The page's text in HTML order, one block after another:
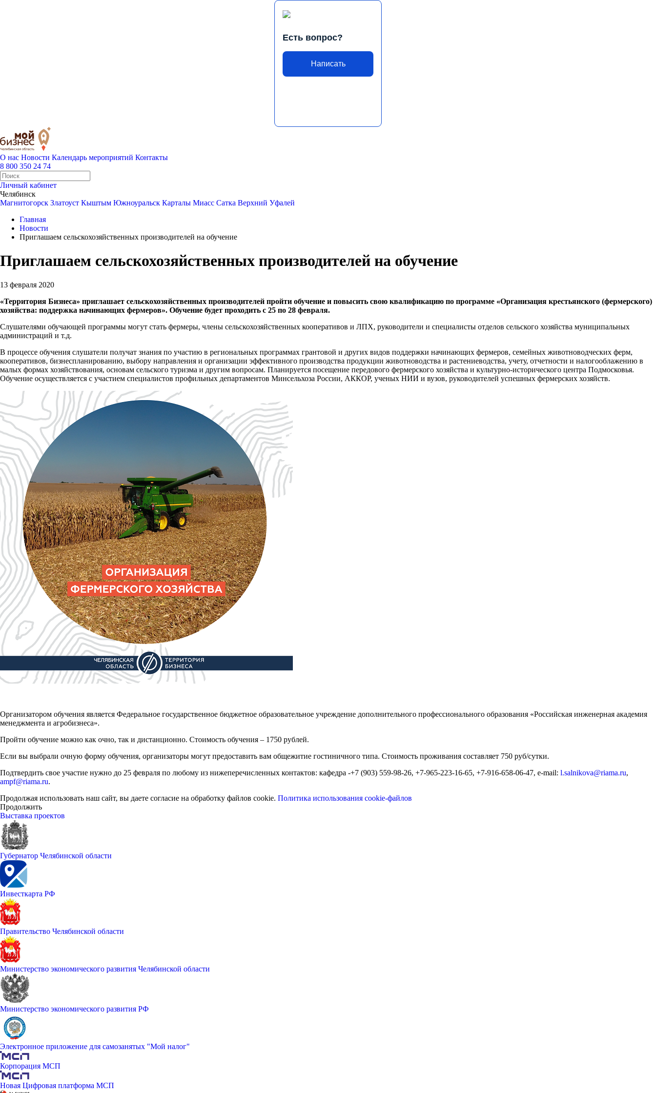
Есть вопрос?
Написать
О нас Новости Календарь мероприятий Контакты
8 800 350 24 74
Личный кабинет
Челябинск
Магнитогорск Златоуст Кыштым Южноуральск Карталы Миасс Сатка Верхний Уфалей
Главная
Новости
Приглашаем сельскохозяйственных производителей на обучение
Приглашаем сельскохозяйственных производителей на обучение
13 февраля 2020
«Территория Бизнеса» приглашает сельскохозяйственных производителей пройти обучение и повысить свою квалификацию по программе «Организация крестьянского (фермерского)
хозяйства: поддержка начинающих фермеров». Обучение будет проходить с 25 по 28 февраля.
Слушателями обучающей программы могут стать фермеры, члены сельскохозяйственных кооперативов и ЛПХ, руководители и специалисты отделов сельского хозяйства муниципальных
администраций и т.д.
В процессе обучения слушатели получат знания по участию в региональных программах грантовой и других видов поддержки начинающих фермеров, семейных животноводческих ферм,
кооперативов, бизнес­планированию, выбору направления и организации эффективного производства продукции животноводства и растениеводства, учету, отчетности и налогооблажению в
малых формах хозяйствования, основам сельского туризма и другим вопросам. Планируется посещение передового фермерского хозяйства и культурно-исторического центра Подмосковья.
Обучение осуществляется с участием специалистов профильных департаментов Минсельхоза России, АККОР, ученых НИИ и вузов, руководителей успешных фермерских хозяйств.
Организатором обучения является Федеральное государственное бюджетное образовательное учреждение дополнительного профессионального образования «Российская инженерная академия
менеджмента и агробизнеса».
Пройти обучение можно как очно, так и дистанционно. Стоимость обучения – 1750 рублей.
Если вы выбрали очную форму обучения, организаторы могут предоставить вам общежитие гостиничного типа. Стоимость проживания составляет 750 руб/сутки.
Подтвердить свое участие нужно до 25 февраля по любому из нижеперечисленных контактов: кафедра -+7 (903) 559-98-26, +7-965-223-16-65, +7-916-658-06-47, e-mail: l.salnikova@riama.ru,
ampf@riama.ru.
Продолжая использовать наш сайт, вы даете согласие на обработку файлов cookie. Политика использования cookie-файлов
Продолжить
Выставка проектов
Губернатор Челябинской области
Инвесткарта РФ
Правительство Челябинской области
Министерство экономического развития Челябинской области
Министерство экономического развития РФ
Электронное приложение для самозанятых "Мой налог"
Корпорация МСП
Новая Цифровая платформа МСП